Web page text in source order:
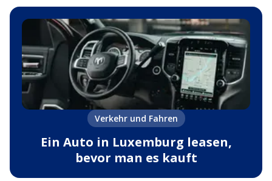
Verkehr und Fahren
Ein Auto in Luxemburg leasen,
bevor man es kauft